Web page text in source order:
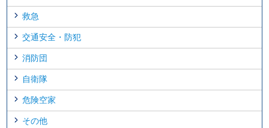
救急
交通安全・防犯
消防団
自衛隊
危険空家
その他